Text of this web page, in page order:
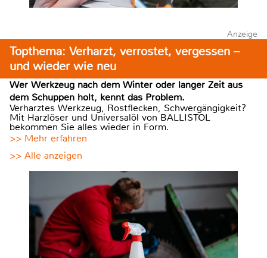
Anzeige
Topthema: Verharzt, verrostet, vergessen –
und wieder wie neu
Wer Werkzeug nach dem Winter oder langer Zeit aus
dem Schuppen holt, kennt das Problem.
Verharztes Werkzeug, Rostflecken, Schwergängigkeit?
Mit Harzlöser und Universalöl von BALLISTOL
bekommen Sie alles wieder in Form.
>> Mehr erfahren
>> Alle anzeigen